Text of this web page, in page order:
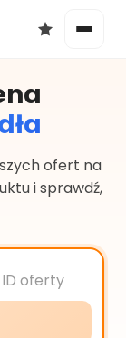
ofert na
i sprawdź,